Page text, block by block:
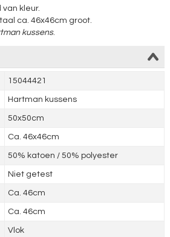
van kleur.
ca. 46x46cm groot.
kussens.
15044421
Hartman kussens
50x50cm
Ca. 46x46cm
50% katoen / 50% polyester
Niet getest
Ca. 46cm
Ca. 46cm
Vlok